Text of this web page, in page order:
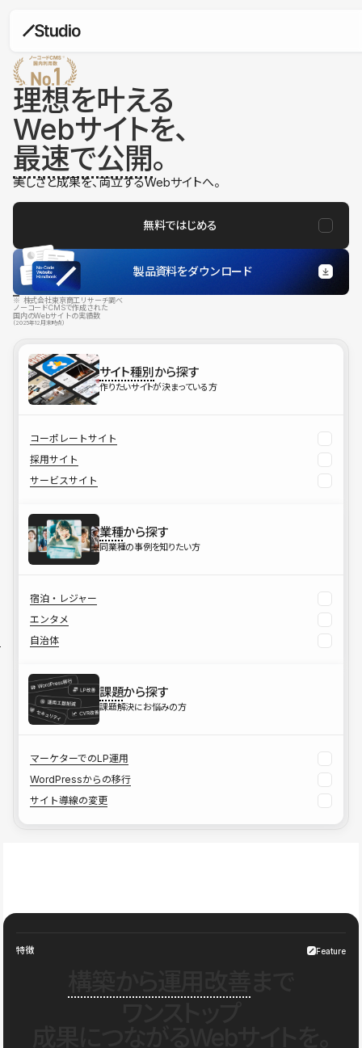
理想を叶える
Webサイトを、
最速で公開。
美しさと成果を、両立するWebサイトへ。
無料ではじめる
製品資料をダウンロード
※ 株式会社東京商工リサーチ調べ
ノーコードCMSで作成された
国内のWebサイトの実績数
（2025年12月末時点）
サイト種別から探す
作りたいサイトが決まっている方
コーポレートサイト
採用サイト
サービスサイト
業種から探す
同業種の事例を知りたい方
宿泊・レジャー
エンタメ
自治体
課題から探す
課題解決にお悩みの方
マーケターでのLP運用
WordPressからの移行
サイト導線の変更
特徴 Feature